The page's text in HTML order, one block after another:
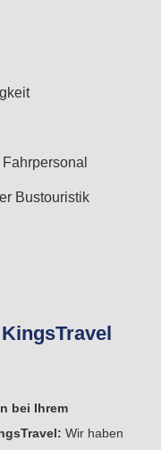
KingsTravel
bei Ihrem
Wir haben
Bustouristik